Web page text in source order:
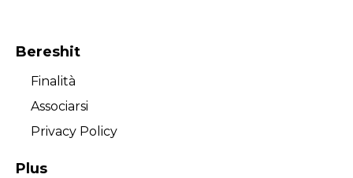
Bereshit
Finalità
Associarsi
Privacy Policy
Plus